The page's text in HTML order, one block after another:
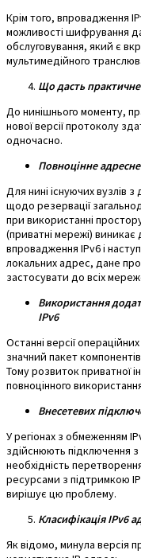
Крім того, впровадження
можливості шифрування
обслуговування, який є
мультимедійного
Що дасть
До нинішнього моменту,
нової версії протоколу
одночасно.
Повноцінне
Для нині існуючих вузлів
щодо резервації
при використанні
(приватні мережі)
впровадження IPv6 і
локальних адрес, дане
застосувати до всіх
Використання
IPv6
Останні версії
значний пакет
Тому розвиток приватної
повноцінного
Внесетевих
У регіонах з обмеженням
здійснюють підключення
необхідність
ресурсами з підтримкою
вирішує цю проблему.
Класифікація IPv6
Як відомо, минула версія